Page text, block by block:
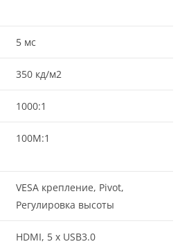
5 мс
350 кд/м2
1000:1
100M:1
VESA крепление, Pivot,
Регулировка высоты
HDMI, 5 x USB3.0